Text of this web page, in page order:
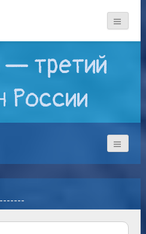
— третий
России
-------